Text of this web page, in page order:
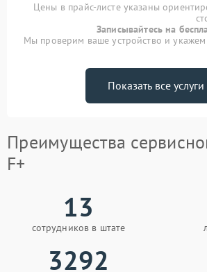
Цены в прайс-листе указаны
Записывайтесь на
Мы проверим ваше устройство и укажем
Показать все услуги
Преимущества
F+
13
сотрудников в штате
3292